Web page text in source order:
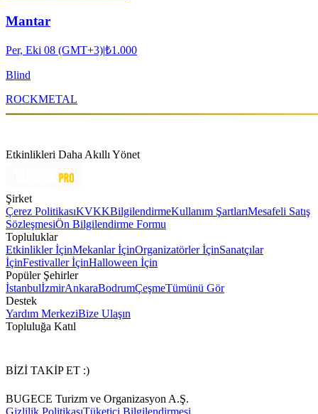
Mantar
Per, Eki 08 (GMT+3)|₺1.000
Blind
ROCKMETAL
Etkinlikleri Daha Akıllı Yönet
Şirket
Çerez PolitikasıKVKKBilgilendirmeKullanım ŞartlarıMesafeli Satış
SözleşmesiÖn Bilgilendirme Formu
Topluluklar
Etkinlikler İçinMekanlar İçinOrganizatörler İçinSanatçılar
İçinFestivaller İçinHalloween İçin
Popüler Şehirler
İstanbulİzmirAnkaraBodrumÇeşmeTümünü Gör
Destek
Yardım MerkeziBize Ulaşın
Topluluğa Katıl
BİZİ TAKİP ET :)
BUGECE Turizm ve Organizasyon A.Ş.